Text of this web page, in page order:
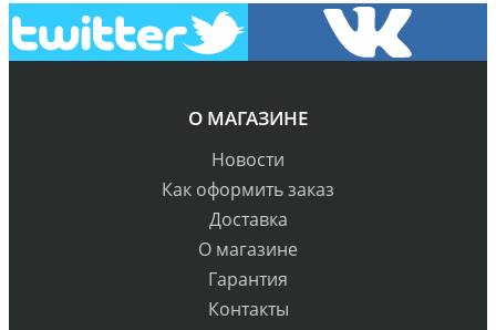
О МАГАЗИНЕ
Новости
Как оформить заказ
Доставка
О магазине
Гарантия
Контакты